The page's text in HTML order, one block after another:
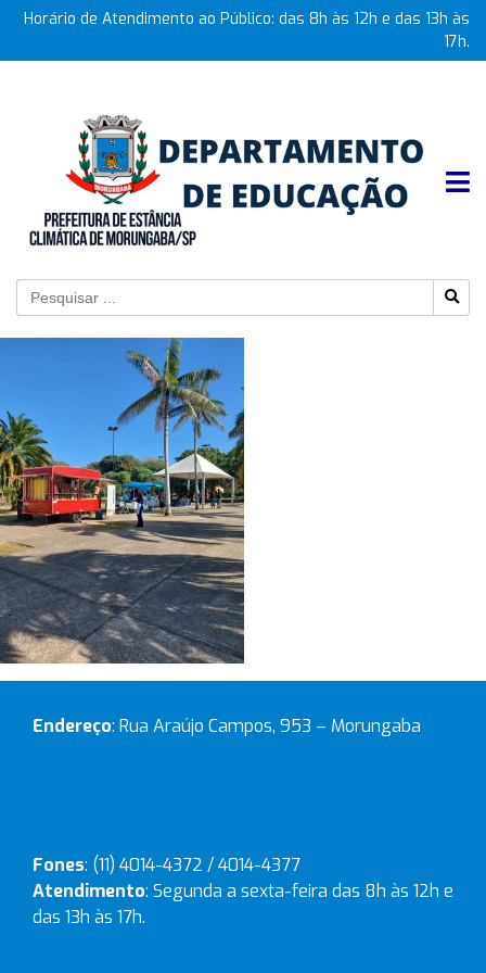
Horário de Atendimento ao Público: das 8h às 12h e das 13h às
17h.
Endereço: Rua Araújo Campos, 953 – Morungaba
Fones: (11) 4014-4372 / 4014-4377
Atendimento: Segunda a sexta-feira das 8h às 12h e
das 13h às 17h.